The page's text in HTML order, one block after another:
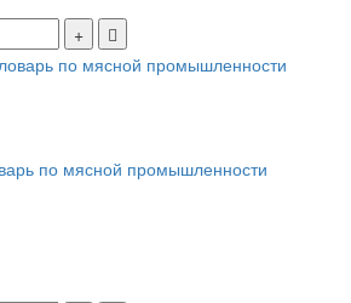
по мясной промышленности